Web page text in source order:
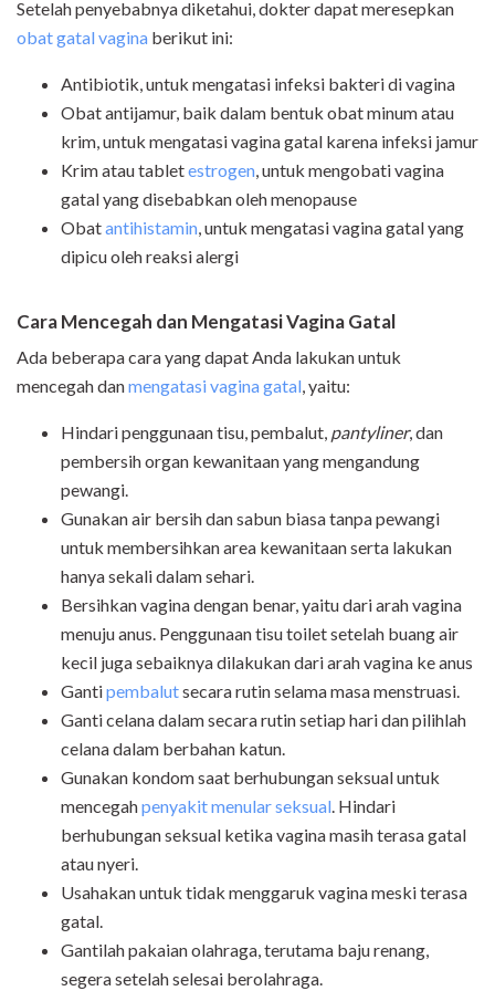
Setelah penyebabnya diketahui, dokter dapat meresepkan
obat gatal vagina berikut ini:
Antibiotik, untuk mengatasi infeksi bakteri di vagina
Obat antijamur, baik dalam bentuk obat minum atau
krim, untuk mengatasi vagina gatal karena infeksi jamur
Krim atau tabletestrogen, untuk mengobati vagina
gatal yang disebabkan oleh menopause
Obatantihistamin, untuk mengatasi vagina gatal yang
dipicu oleh reaksi alergi
Cara Mencegah dan Mengatasi Vagina Gatal
Ada beberapa cara yang dapat Anda lakukan untuk
mencegah danmengatasi vagina gatal, yaitu:
Hindari penggunaan tisu, pembalut, pantyliner, dan
pembersih organ kewanitaan yang mengandung
pewangi.
Gunakan air bersih dan sabun biasa tanpa pewangi
untuk membersihkan area kewanitaan serta lakukan
hanya sekali dalam sehari.
Bersihkan vagina dengan benar, yaitu dari arah vagina
menuju anus. Penggunaan tisu toilet setelah buang air
kecil juga sebaiknya dilakukan dari arah vagina ke anus
Gantipembalutsecara rutin selama masa menstruasi.
Ganti celana dalam secara rutin setiap hari dan pilihlah
celana dalam berbahan katun.
Gunakan kondom saat berhubungan seksual untuk
mencegahpenyakit menular seksual. Hindari
berhubungan seksual ketika vagina masih terasa gatal
atau nyeri.
Usahakan untuk tidak menggaruk vagina meski terasa
gatal.
Gantilah pakaian olahraga, terutama baju renang,
segera setelah selesai berolahraga.